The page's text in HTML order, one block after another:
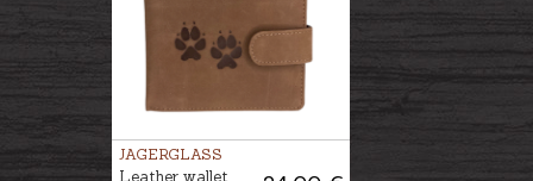
JAGERGLASS
Leather wallet